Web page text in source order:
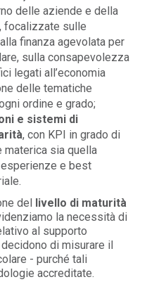
delle aziende e della
focalizzate sulle
finanza agevolata per
sulla consapevolezza
legati all’economia
delle tematiche
ordine e grado;
e sistemi di
, con KPI in grado di
materica sia quella
e best
del livello di maturità
la necessità di
al supporto
di misurare il
- purché tali
accreditate.